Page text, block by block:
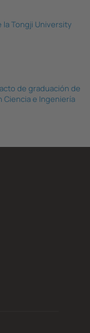
Tongji University
de graduación de
Ciencia e Ingeniería